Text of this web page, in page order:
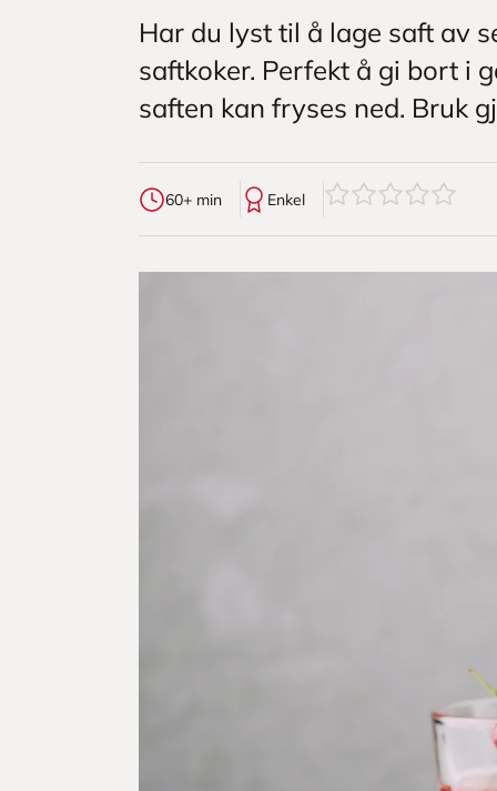
Har du lyst til å lage saft av
saftkoker. Perfekt å gi bort i
saften kan fryses ned. Bruk
60+ min Enkel 0av5stjerner